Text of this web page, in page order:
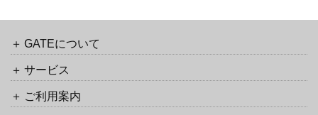
GATEについて
サービス
ご利用案内